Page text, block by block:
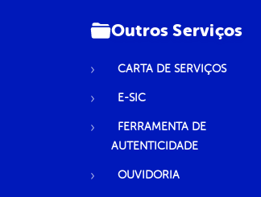
Outros Serviços
CARTA DE SERVIÇOS
E-SIC
FERRAMENTA DE
AUTENTICIDADE
OUVIDORIA